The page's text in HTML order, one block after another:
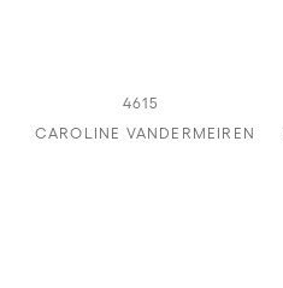
4615
CAROLINE VANDERMEIREN